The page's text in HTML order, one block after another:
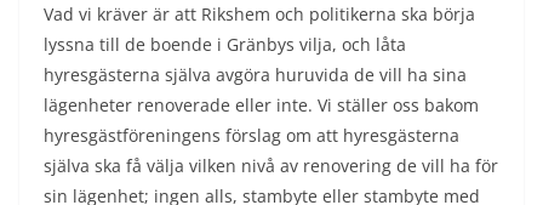
Vad vi kräver är att Rikshem och politikerna ska börja
lyssna till de boende i Gränbys vilja, och låta
hyresgästerna själva avgöra huruvida de vill ha sina
lägenheter renoverade eller inte. Vi ställer oss bakom
hyresgästföreningens förslag om att hyresgästerna
själva ska få välja vilken nivå av renovering de vill ha för
sin lägenhet; ingen alls, stambyte eller stambyte med